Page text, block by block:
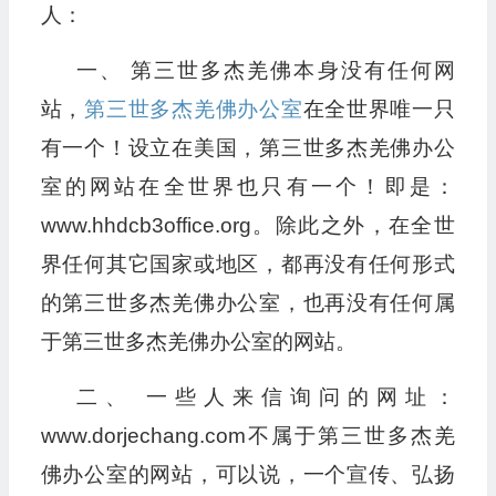
人：
一、 第三世多杰羌佛本身没有任何网
站，第三世多杰羌佛办公室在全世界唯一只
有一个！设立在美国，第三世多杰羌佛办公
室的网站在全世界也只有一个！即是：
www.hhdcb3office.org。除此之外，在全世
界任何其它国家或地区，都再没有任何形式
的第三世多杰羌佛办公室，也再没有任何属
于第三世多杰羌佛办公室的网站。
二、 一些人来信询问的网址：
www.dorjechang.com不属于第三世多杰羌
佛办公室的网站，可以说，一个宣传、弘扬